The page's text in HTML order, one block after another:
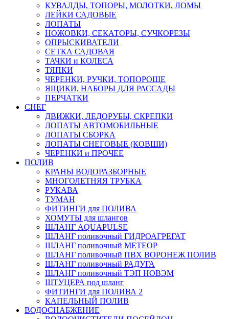
КУВАЛДЫ, ТОПОРЫ, МОЛОТКИ, ЛОМЫ
ЛЕЙКИ САДОВЫЕ
ЛОПАТЫ
НОЖОВКИ, СЕКАТОРЫ, СУЧКОРЕЗЫ
ОПРЫСКИВАТЕЛИ
СЕТКА САДОВАЯ
ТАЧКИ и КОЛЕСА
ТЯПКИ
ЧЕРЕНКИ, РУЧКИ, ТОПОРОЩЕ
ЯЩИКИ, НАБОРЫ ДЛЯ РАССАДЫ
ПЕРЧАТКИ
СНЕГ
ДВИЖКИ, ЛЕДОРУБЫ, СКРЕПКИ
ЛОПАТЫ АВТОМОБИЛЬНЫЕ
ЛОПАТЫ СБОРКА
ЛОПАТЫ СНЕГОВЫЕ (КОВШИ)
ЧЕРЕНКИ и ПРОЧЕЕ
ПОЛИВ
КРАНЫ ВОДОРАЗБОРНЫЕ
МНОГОЛЕТНЯЯ ТРУБКА
РУКАВА
ТУМАН
ФИТИНГИ для ПОЛИВА
ХОМУТЫ для шлангов
ШЛАНГ AQUAPULSE
ШЛАНГ поливочный ГИДРОАГРЕГАТ
ШЛАНГ поливочный МЕТЕОР
ШЛАНГ поливочный ПВХ ВОРОНЕЖ ПОЛИВ
ШЛАНГ поливочный РАДУГА
ШЛАНГ поливочный ТЭП НОВЭМ
ШТУЦЕРА под шланг
ФИТИНГИ для ПОЛИВА 2
КАПЕЛЬНЫЙ ПОЛИВ
ВОДОСНАБЖЕНИЕ